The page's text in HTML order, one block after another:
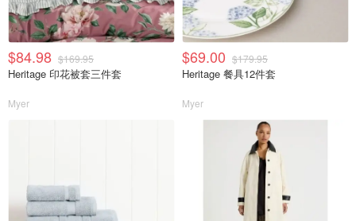
$84.98 $169.95
Heritage 印花被套三件套
Myer
$69.00 $179.95
Heritage 餐具12件套
Myer